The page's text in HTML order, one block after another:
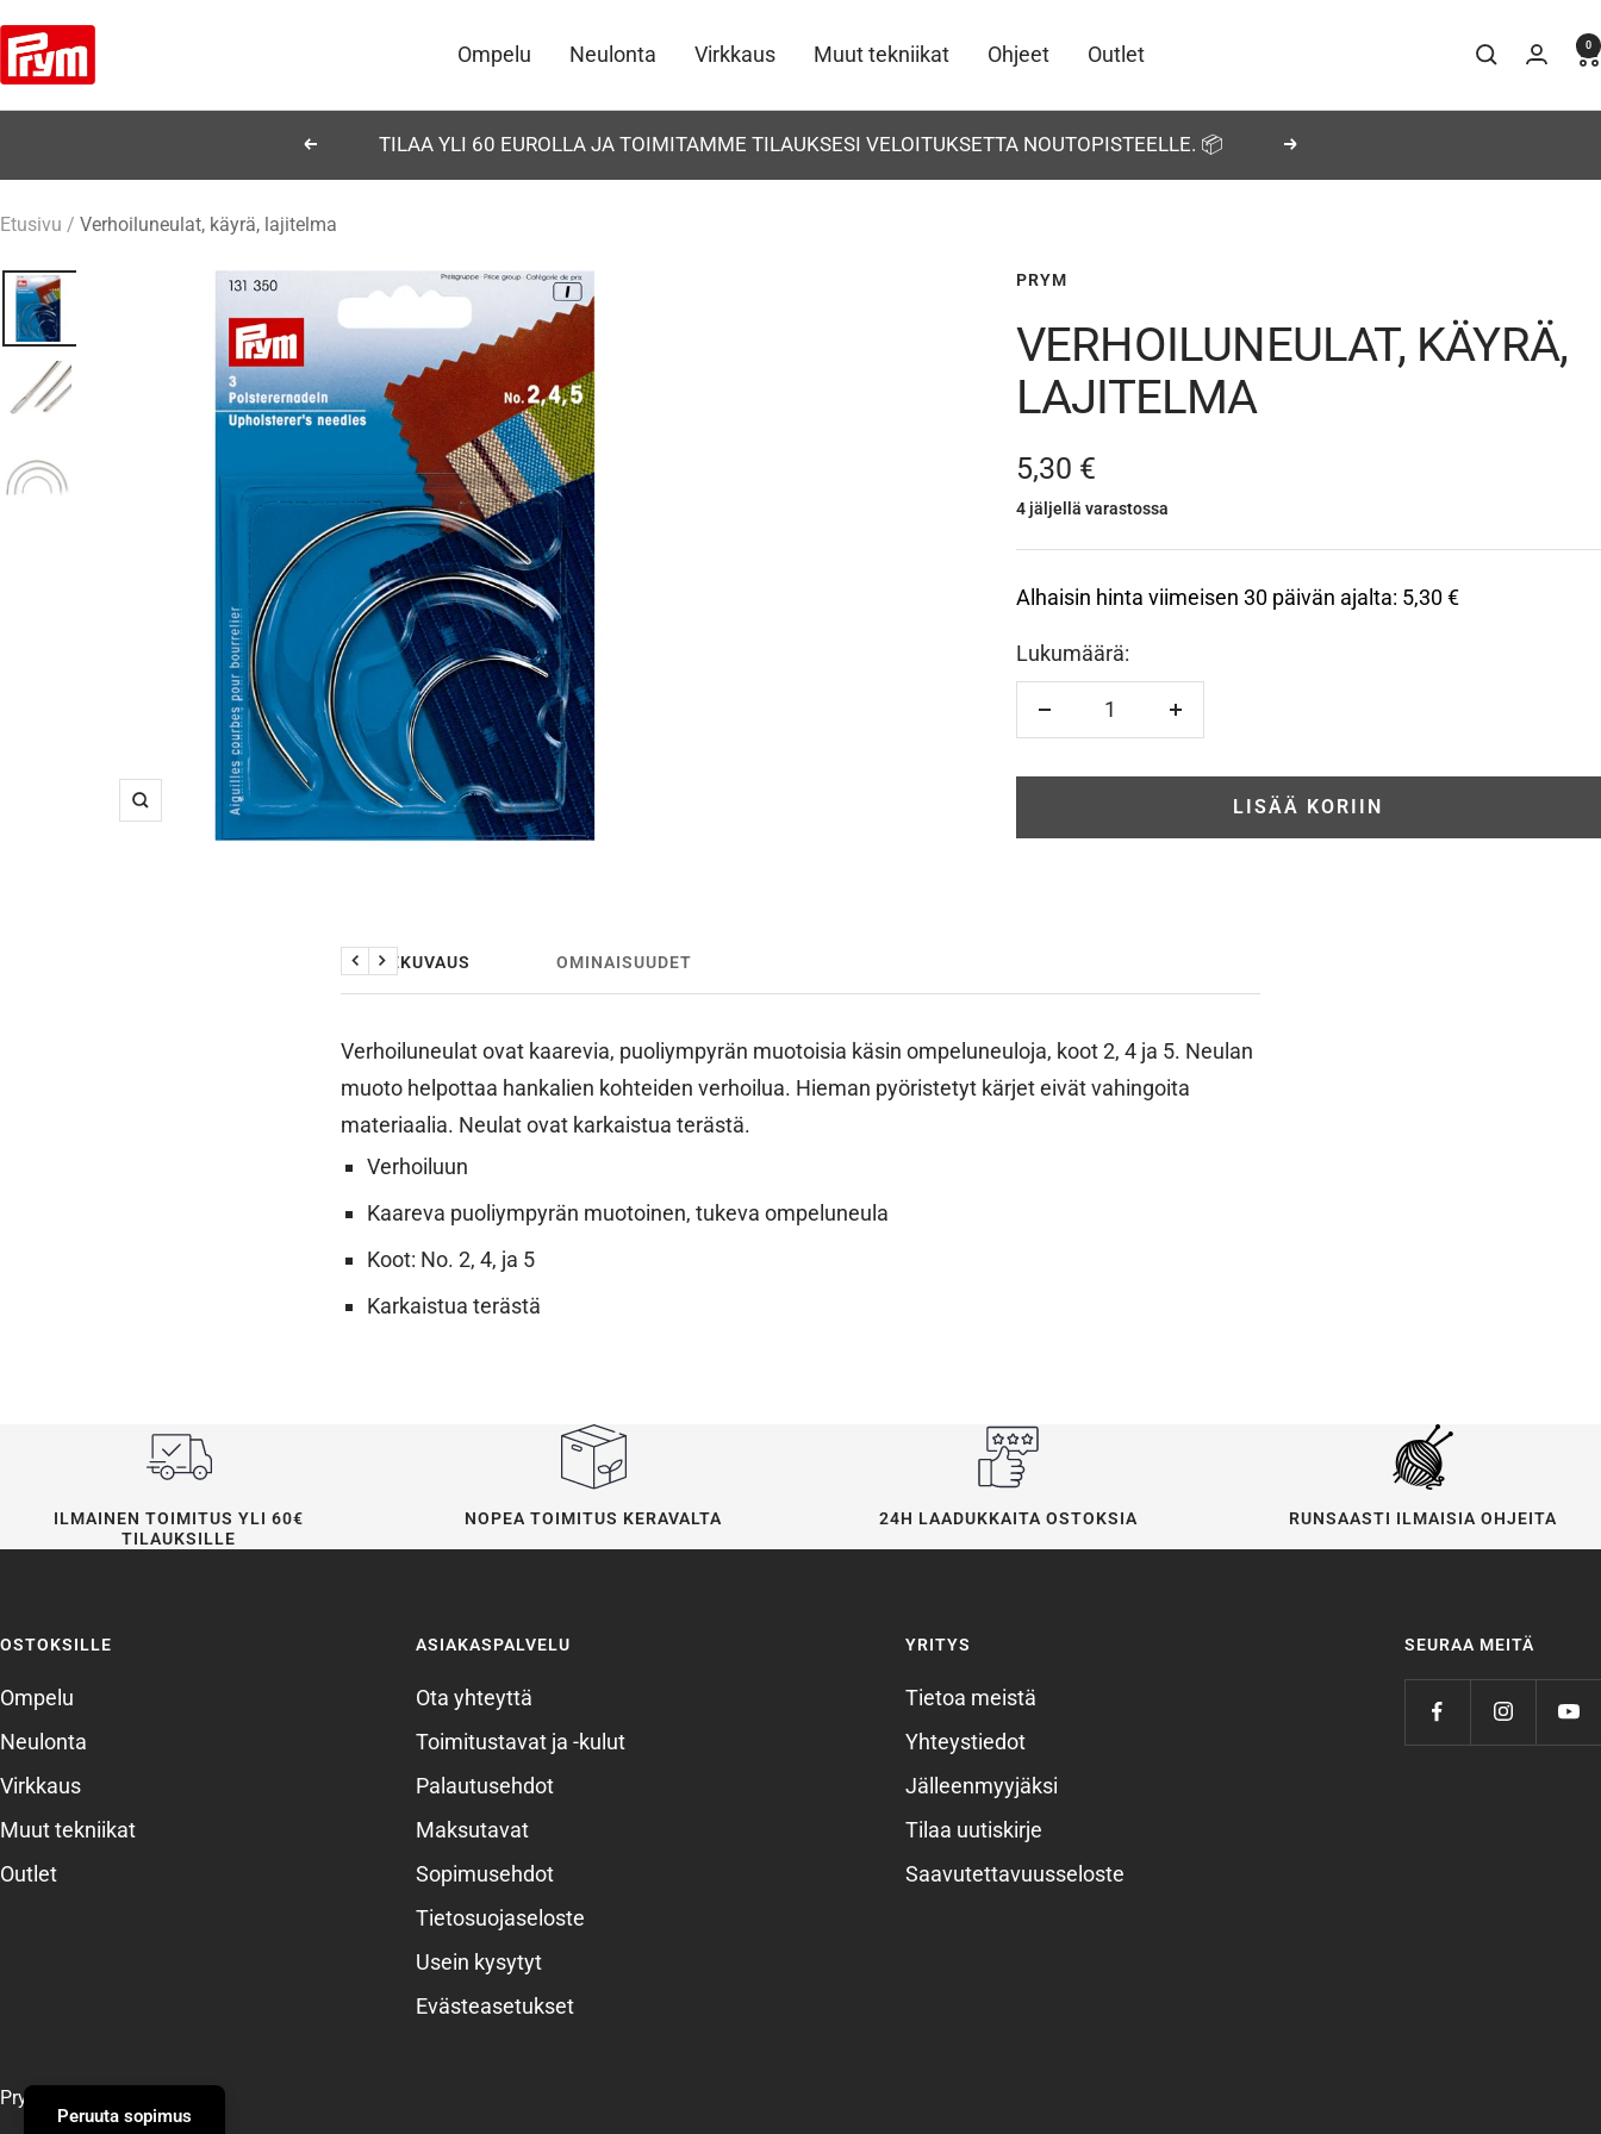
sisältöön
Ompelu Neulonta Virkkaus Muut tekniikat Ohjeet Outlet
Prym 0
EdellinenTILAA YLI 60 EUROLLA JA TOIMITAMME TILAUKSESI VELOITUKSETTA NOUTOPISTEELLE. 📦 Seuraava
Etusivu Verhoiluneulat, käyrä, lajitelma
Suurenna
PRYM
VERHOILUNEULAT, KÄYRÄ,
LAJITELMA
Alennushinta
5,30 €
4 jäljellä varastossa
Alhaisin hinta viimeisen 30 päivän ajalta: 5,30 €
Lukumäärä:
LISÄÄ KORIIN
TUOTEKUVAUS OMINAISUUDET
Edellinen
Seuraava
Verhoiluneulat ovat kaarevia, puoliympyrän muotoisia käsin ompeluneuloja, koot 2, 4 ja 5. Neulan
muoto helpottaa hankalien kohteiden verhoilua. Hieman pyöristetyt kärjet eivät vahingoita
materiaalia. Neulat ovat karkaistua terästä.
Verhoiluun
Kaareva puoliympyrän muotoinen, tukeva ompeluneula
Koot: No. 2, 4, ja 5
Karkaistua terästä
ILMAINEN TOIMITUS YLI 60€
TILAUKSILLE
NOPEA TOIMITUS KERAVALTA 24H LAADUKKAITA OSTOKSIA RUNSAASTI ILMAISIA OHJEITA
OSTOKSILLE
Ompelu
Neulonta
Virkkaus
Muut tekniikat
Outlet
ASIAKASPALVELU
Ota yhteyttä
Toimitustavat ja -kulut
Palautusehdot
Maksutavat
Sopimusehdot
Tietosuojaseloste
Usein kysytyt
Evästeasetukset
YRITYS
Tietoa meistä
Yhteystiedot
Jälleenmyyjäksi
Tilaa uutiskirje
Saavutettavuusseloste
SEURAA MEITÄ
Prym
Peruuta sopimus